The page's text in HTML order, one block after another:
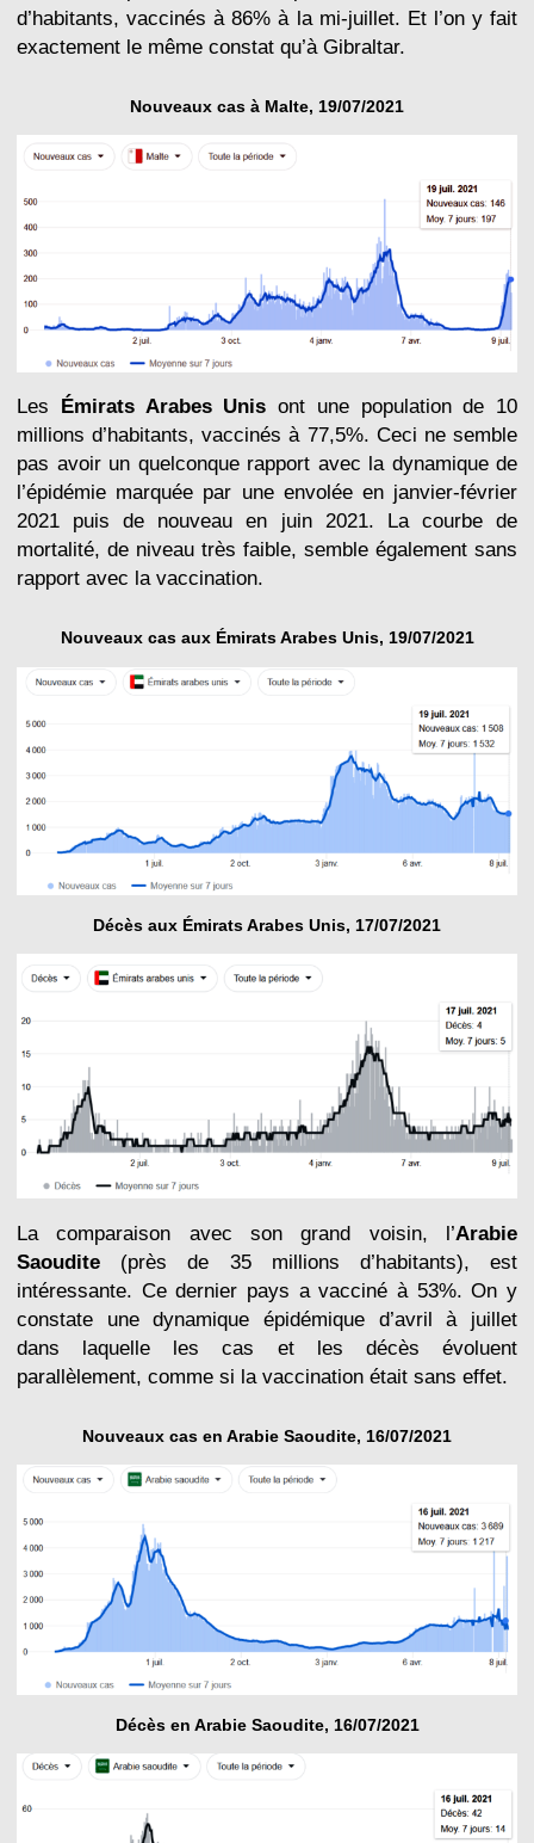
d’habitants, vaccinés à 86% à la mi-juillet. Et l’on y fait
exactement le même constat qu’à Gibraltar.
Nouveaux cas à Malte, 19/07/2021
Les Émirats Arabes Unis ont une population de 10
millions d’habitants, vaccinés à 77,5%. Ceci ne semble
pas avoir un quelconque rapport avec la dynamique de
l’épidémie marquée par une envolée en janvier-février
2021 puis de nouveau en juin 2021. La courbe de
mortalité, de niveau très faible, semble également sans
rapport avec la vaccination.
Nouveaux cas aux Émirats Arabes Unis, 19/07/2021
Décès aux Émirats Arabes Unis, 17/07/2021
La comparaison avec son grand voisin, l’Arabie
Saoudite (près de 35 millions d’habitants), est
intéressante. Ce dernier pays a vacciné à 53%. On y
constate une dynamique épidémique d’avril à juillet
dans laquelle les cas et les décès évoluent
parallèlement, comme si la vaccination était sans effet.
Nouveaux cas en Arabie Saoudite, 16/07/2021
Décès en Arabie Saoudite, 16/07/2021